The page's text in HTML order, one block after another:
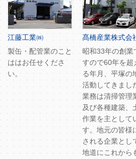
江藤工業㈱
製缶・配管業のこと
ははお任せくださ
い。
髙橋産業株式会
昭和33年の創業
すので60年を超
る年月、平塚の
活動してきまし
業務は清掃管理
及び各種建築、
作業を主として
す。地元の皆様
される企業とし
地道にこれから